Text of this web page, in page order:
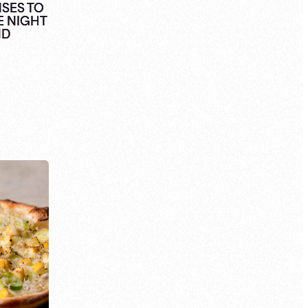
TO
NIGHT